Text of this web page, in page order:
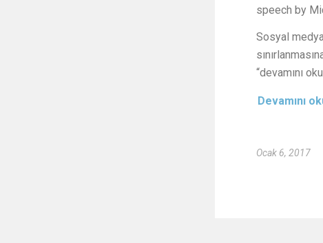
speech by
Sosyal
“devamını
Devamını
Ocak 6, 2017